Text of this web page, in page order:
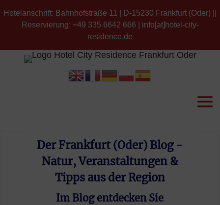
Hotelanschrift: Bahnhofstraße 11 | D-15230 Frankfurt (Oder) ||
Reservierung: +49 335 6642 666 | info[at]hotel-city-
residence.de
Der Frankfurt (Oder) Blog -
Natur, Veranstaltungen &
Tipps aus der Region
Im Blog entdecken Sie